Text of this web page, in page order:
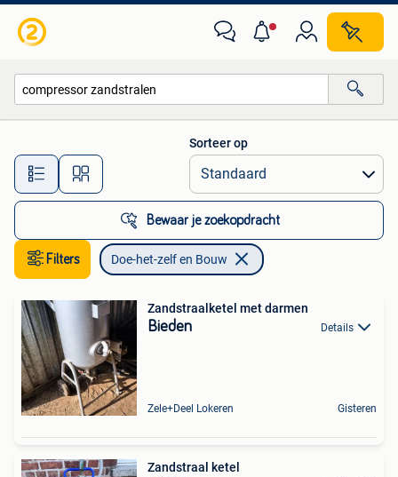
Alle afstanden…
Sorteer op
Bewaar je zoekopdracht
Filters Doe-het-zelf en Bouw
Zandstraalketel met darmen
Bieden Details
Zele+Deel Lokeren Gisteren
Zandstraal ketel